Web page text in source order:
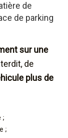
de
de parking
sur une
de
plus de
;
;